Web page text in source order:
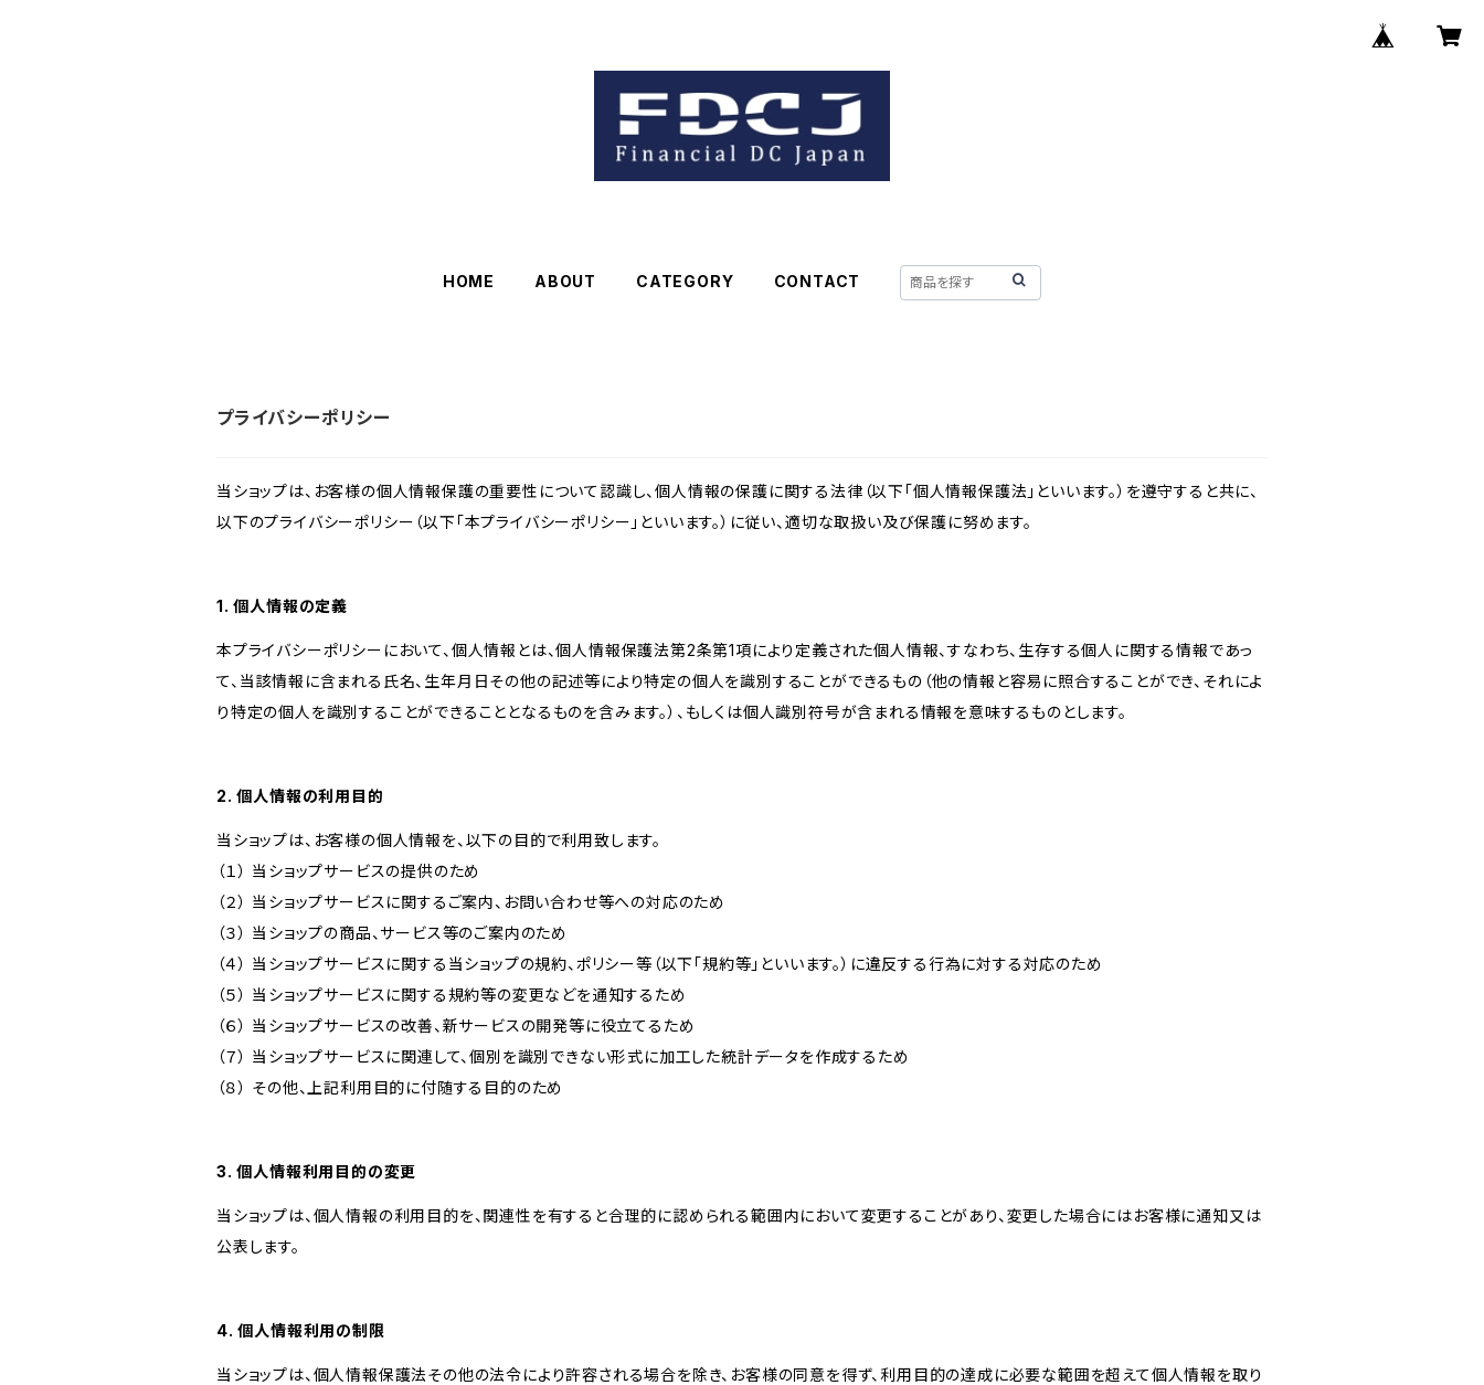
HOME ABOUT CATEGORY CONTACT
プライバシーポリシー
当ショップは、お客様の個人情報保護の重要性について認識し、個人情報の保護に関する法律（以下「個人情報保護法」といいます。）を遵守すると共に、
以下のプライバシーポリシー（以下「本プライバシーポリシー」といいます。）に従い、適切な取扱い及び保護に努めます。
1. 個人情報の定義
本プライバシーポリシーにおいて、個人情報とは、個人情報保護法第2条第1項により定義された個人情報、すなわち、生存する個人に関する情報であっ
て、当該情報に含まれる氏名、生年月日その他の記述等により特定の個人を識別することができるもの（他の情報と容易に照合することができ、それによ
り特定の個人を識別することができることとなるものを含みます。）、もしくは個人識別符号が含まれる情報を意味するものとします。
2. 個人情報の利用目的
当ショップは、お客様の個人情報を、以下の目的で利用致します。
（１） 当ショップサービスの提供のため
（２） 当ショップサービスに関するご案内、お問い合わせ等への対応のため
（３） 当ショップの商品、サービス等のご案内のため
（４） 当ショップサービスに関する当ショップの規約、ポリシー等（以下「規約等」といいます。）に違反する行為に対する対応のため
（５） 当ショップサービスに関する規約等の変更などを通知するため
（６） 当ショップサービスの改善、新サービスの開発等に役立てるため
（７） 当ショップサービスに関連して、個別を識別できない形式に加工した統計データを作成するため
（８） その他、上記利用目的に付随する目的のため
3. 個人情報利用目的の変更
当ショップは、個人情報の利用目的を、関連性を有すると合理的に認められる範囲内において変更することがあり、変更した場合にはお客様に通知又は
公表します。
4. 個人情報利用の制限
当ショップは、個人情報保護法その他の法令により許容される場合を除き、お客様の同意を得ず、利用目的の達成に必要な範囲を超えて個人情報を取り